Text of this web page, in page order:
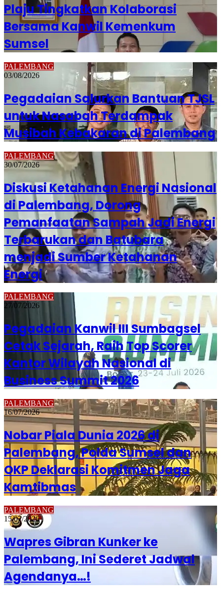
Plaju Tingkatkan Kolaborasi
Bersama Kanwil Kemenkum
Sumsel
PALEMBANG
03/08/2026
Pegadaian Salurkan Bantuan TJSL
untuk Nasabah Terdampak
Musibah Kebakaran di Palembang
PALEMBANG
30/07/2026
Diskusi Ketahanan Energi Nasional
di Palembang, Dorong
Pemanfaatan Sampah Jadi Energi
Terbarukan dan Batubara
menjadi Sumber Ketahanan
Energi
PALEMBANG
27/07/2026
Pegadaian Kanwil III Sumbagsel
Cetak Sejarah, Raih Top Scorer
Kantor Wilayah Nasional di
Business Summit 2026
PALEMBANG
16/07/2026
Nobar Piala Dunia 2026 di
Palembang, Polda Sumsel dan
OKP Deklarasi Komitmen Jaga
Kamtibmas
PALEMBANG
15/07/2026
Wapres Gibran Kunker ke
Palembang, Ini Sederet Jadwal
Agendanya…!